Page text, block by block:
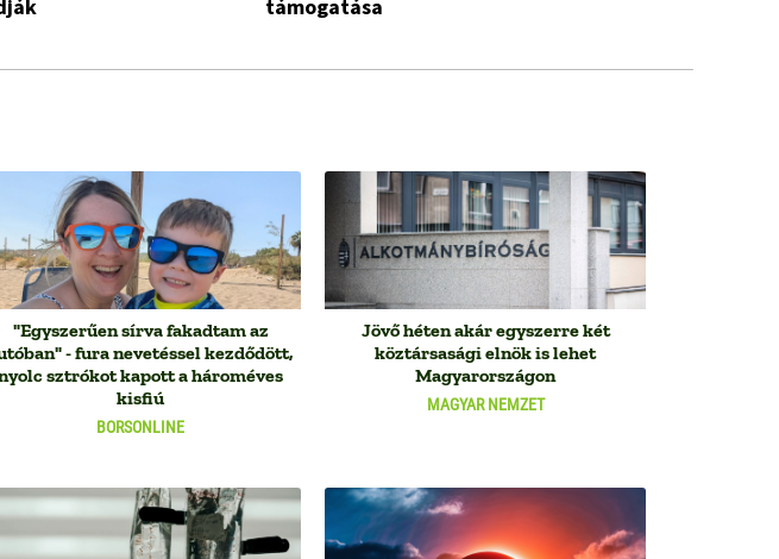
támogatása
BORSONLINE
"Egyszerűen sírva fakadtam az
- fura nevetéssel kezdődött,
sztrókot kapott a hároméves
kisfiú
MAGYAR NEMZET
Jövő héten akár egyszerre két
köztársasági elnök is lehet
Magyarországon